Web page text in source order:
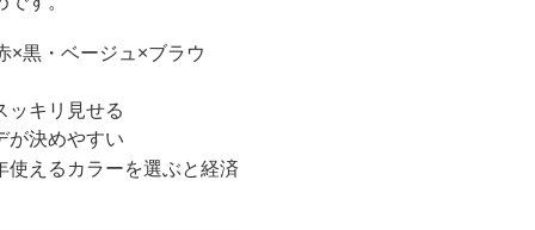
×黒・ベージュ×ブラウ
ッキリ見せる
が決めやすい
えるカラーを選ぶと経済